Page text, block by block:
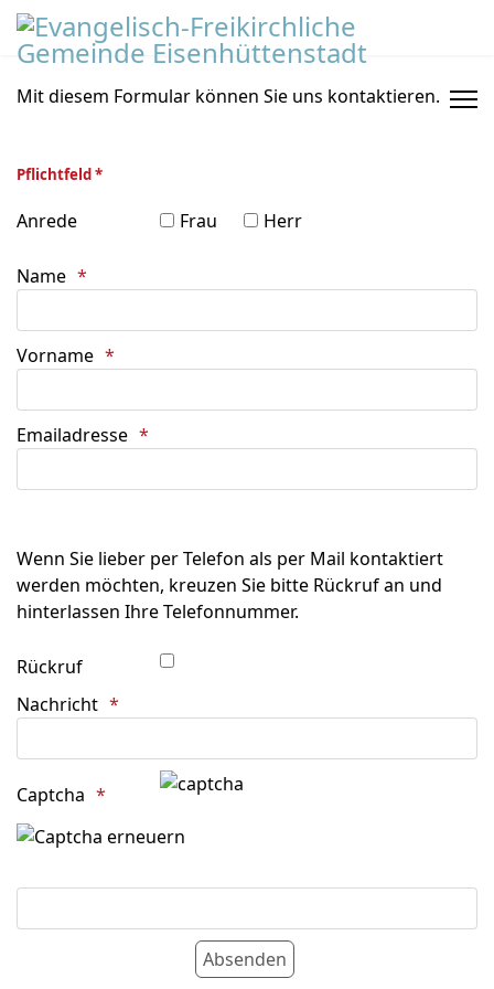
Mit diesem Formular können Sie uns kontaktieren.
Pflichtfeld *
Anrede Frau Herr
Name
Vorname
Emailadresse
Wenn Sie lieber per Telefon als per Mail kontaktiert
werden möchten, kreuzen Sie bitte Rückruf an und
hinterlassen Ihre Telefonnummer.
Rückruf
Nachricht
Captcha